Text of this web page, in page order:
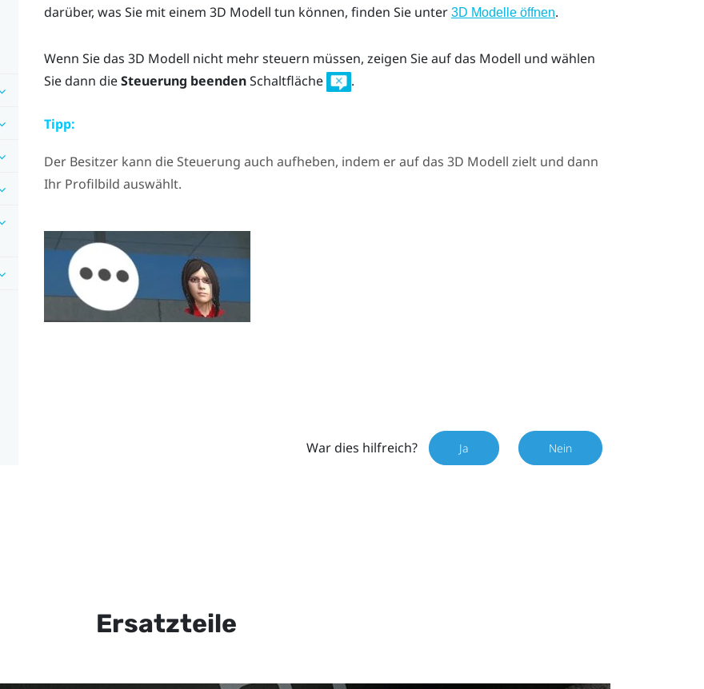
darüber, was Sie mit einem 3D Modell tun können, finden Sie unter 3D Modelle öffnen.
Wenn Sie das 3D Modell nicht mehr steuern müssen, zeigen Sie auf das Modell und wählen
Sie dann dieSteuerung beendenSchaltfläche .
Tipp:
Der Besitzer kann die Steuerung auch aufheben, indem er auf das 3D Modell zielt und dann
Ihr Profilbild auswählt.
War dies hilfreich? Ja Nein
Ersatzteile